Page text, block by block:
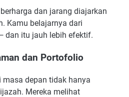
dan jarang diajarkan
Kamu belajarnya dari
dan itu jauh lebih efektif.
dan Portofolio
masa depan tidak hanya
Mereka melihat